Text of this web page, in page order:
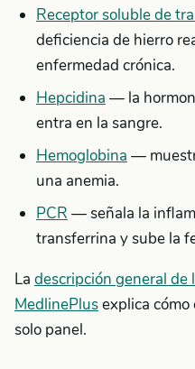
Receptor soluble de
deficiencia de hierro
enfermedad crónica.
Hepcidina — la
entra en la sangre.
Hemoglobina —
una anemia.
PCR — señala la
transferrina y sube la
La descripción general de
MedlinePlusexplica
solo panel.